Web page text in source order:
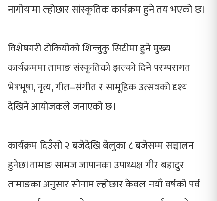
नागोयामा ल्होछार सांस्कृतिक कार्यक्रम हुने तय भएको छ।
विशेषगरी टोकियोको शिन्जुकु सिटीमा हुने मुख्य
कार्यक्रममा तामाङ संस्कृतिको झल्को दिने परम्परागत
भेषभूषा, नृत्य, गीत–संगीत र सामूहिक उत्सवको दृश्य
देखिने आयोजकले जनाएको छ।
कार्यक्रम दिउँसो २ बजेदेखि बेलुका ८ बजेसम्म सञ्चालन
हुनेछ।तामाङ सामज जापानका उपाध्यक्ष गीर बहादुर
तामाङका अनुसार सोनाम ल्होछार केवल नयाँ वर्षको पर्व